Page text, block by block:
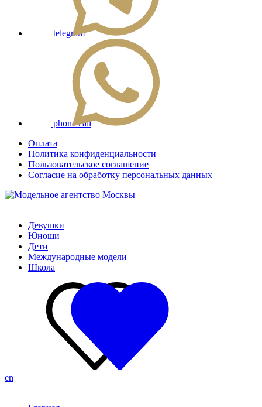
telegram
phone call
Оплата
Политика конфиденциальности
Пользовательское соглашение
Согласие на обработку персональных данных
Девушки
Юноши
Дети
Международные модели
Школа
en